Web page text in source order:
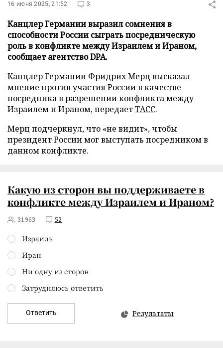
16 июня 2025, 21:52 3
Канцлер Германии выразил сомнения в
способности России сыграть посредническую
роль в конфликте между Израилем и Ираном,
сообщает агентство DPA.
Канцлер Германии Фридрих Мерц высказал
мнение против участия России в качестве
посредника в разрешении конфликта между
Израилем и Ираном, передаетТАСС.
Мерц подчеркнул, что «не видит», чтобы
президент России мог выступать посредником в
данном конфликте.
Какую из сторон вы поддерживаете в
конфликте между Израилем и Ираном?
31963 52
Израиль
Иран
Ни одну из сторон
Затрудняюсь ответить
Ответить Результаты